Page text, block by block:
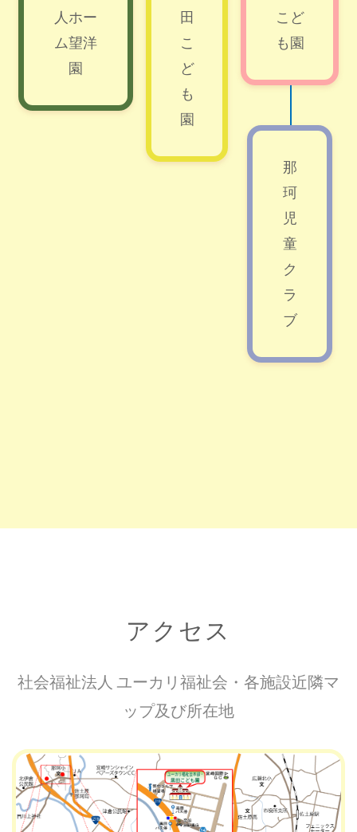
人ホー
ム望洋
園
田
こ
ど
も
園
こど
も園
那
珂
児
童
ク
ラ
ブ
アクセス
社会福祉法人 ユーカリ福祉会・各施設近隣マ
ップ及び所在地